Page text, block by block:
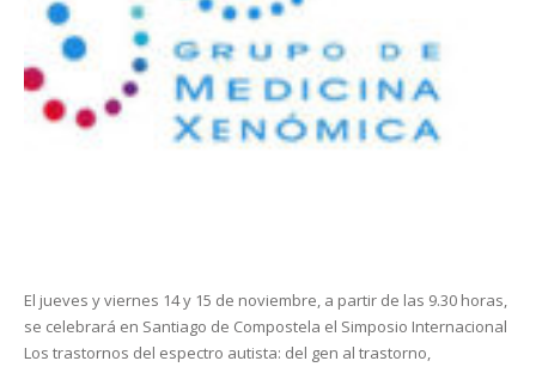
El jueves y viernes 14 y 15 de noviembre, a partir de las 9.30 horas,
se celebrará en Santiago de Compostela el Simposio Internacional
Los trastornos del espectro autista: del gen al trastorno,